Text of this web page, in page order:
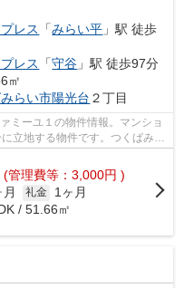
レス
「みらい平 」駅 徒歩
レス
「守谷 」駅 徒歩97分
㎡
らい市陽光台 ２丁目
ミーユ１の物件情報。マンショ
立地する物件です。つくばみら
(管理費等：3,000円 )
礼金
1ヶ月
/ 51.66㎡